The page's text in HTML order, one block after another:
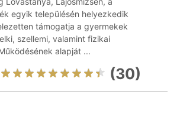
egyik településén helyezkedik
támogatja a gyermekek
szellemi, valamint fizikai
alapját ...
(30)